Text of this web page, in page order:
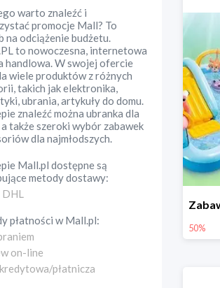
warto znaleźć i
promocje Mall? To
na odciążenie budżetu.
to nowoczesna, internetowa
handlowa. W swojej ofercie
wiele produktów z różnych
takich jak elektronika,
ubrania, artykuły do domu.
znaleźć można ubranka dla
także szeroki wybór zabawek
dla najmłodszych.
Mall.pl dostępne są
metody dostawy:
płatności wMall.pl:
on-line
płatnicza
50%